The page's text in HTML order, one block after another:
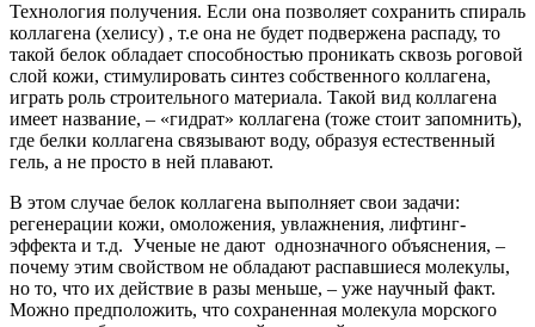
Технология получения. Если она позволяет сохранить спираль
коллагена (хелису) , т.е она не будет подвержена распаду, то
такой белок обладает способностью проникать сквозь роговой
слой кожи, стимулировать синтез собственного коллагена,
играть роль строительного материала. Такой вид коллагена
имеет название, – «гидрат» коллагена (тоже стоит запомнить),
где белки коллагена связывают воду, образуя естественный
гель, а не просто в ней плавают.
В этом случае белок коллагена выполняет свои задачи:
регенерации кожи, омоложения, увлажнения, лифтинг-
эффекта и т.д. Ученые не дают однозначного объяснения, –
почему этим свойством не обладают распавшиеся молекулы,
но то, что их действие в разы меньше, – уже научный факт.
Можно предположить, что сохраненная молекула морского